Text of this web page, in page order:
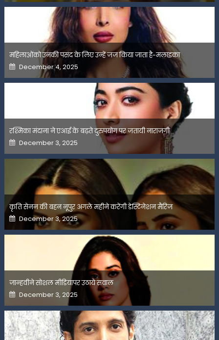
महिलाओंको उनकी पसंद के लिए उन्हें जज किया जाता है-मलाइका
Posted
on
December 4, 2025
रश्मिका मंदाना ने एआई के बढ़ते दुरुपयोग पर जतायी नाराजगी
Posted
on
December 3, 2025
कृति सेनन की बहन नूपुर अगले महीने करेंगी डेस्टिनेशन मैरिज
Posted
on
December 3, 2025
जान्हवीने सोशल मीडियापर उठाये सवाल
Posted
on
December 3, 2025